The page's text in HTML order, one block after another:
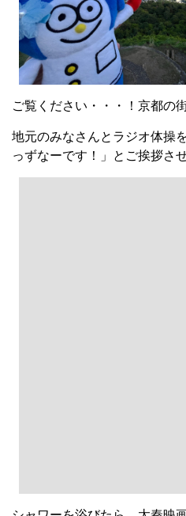
ご覧ください・・・！京都の
地元のみなさんとラジオ体操
っずなーです！」とご挨拶さ